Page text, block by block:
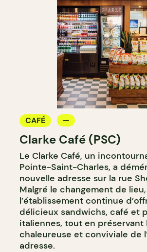
CAFÉ
Clarke Café (PSC)
Le Clarke Café, un
Pointe-Saint-Charles, a
nouvelle adresse sur la rue
Malgré le changement de lieu,
l’établissement continue
délicieux sandwichs, café et
italiennes, tout en préservant
chaleureuse et conviviale de
adresse.